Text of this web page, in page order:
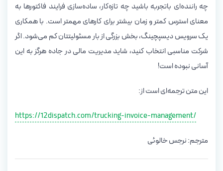
چه راننده‌ای باتجربه باشید چه تازه‌کار، ساده‌سازی فرایند فاکتورها به
معنای استرس کمتر و زمان بیشتر برای کارهای مهمتر است. با همکاری
یک سرویس دیسپچینگ، بخش بزرگی از بار مسئولیتتان کم می‌شود. اگر
شرکت مناسبی انتخاب کنید، شاید مدیریت مالی در جاده هرگز به این
آسانی نبوده است!
این متن ترجمه‌ای است از:
https://12dispatch.com/trucking-invoice-management/
مترجم: نرجس خالوئی